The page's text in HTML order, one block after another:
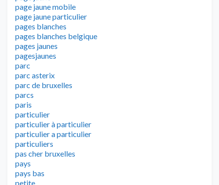
page jaune mobile
page jaune particulier
pages blanches
pages blanches belgique
pages jaunes
pagesjaunes
parc
parc asterix
parc de bruxelles
parcs
paris
particulier
particulier à particulier
particulier a particulier
particuliers
pas cher bruxelles
pays
pays bas
petite